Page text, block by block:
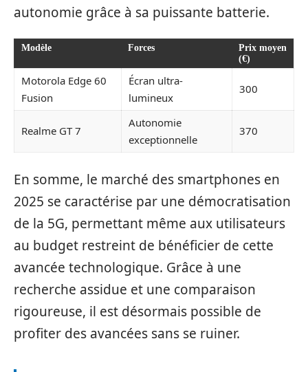
autonomie grâce à sa puissante batterie.
Modèle Forces
Prix moyen
(€)
Motorola Edge 60
Fusion
Écran ultra-
lumineux
300
Realme GT 7
Autonomie
exceptionnelle
370
En somme, le marché des smartphones en
2025 se caractérise par une démocratisation
de la 5G, permettant même aux utilisateurs
au budget restreint de bénéficier de cette
avancée technologique. Grâce à une
recherche assidue et une comparaison
rigoureuse, il est désormais possible de
profiter des avancées sans se ruiner.